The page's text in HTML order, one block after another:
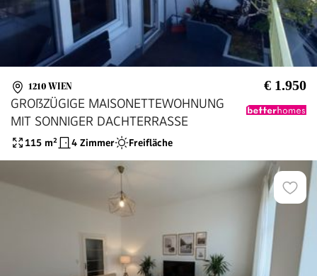
1210 WIEN € 1.950
GROßZÜGIGE MAISONETTEWOHNUNG
MIT SONNIGER DACHTERRASSE
115 m² 4 Zimmer Freifläche